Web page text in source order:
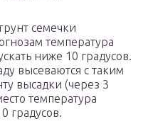
семечки
температура
ниже 10 градусов.
высеваются с таким
высадки (через 3
температура
градусов.